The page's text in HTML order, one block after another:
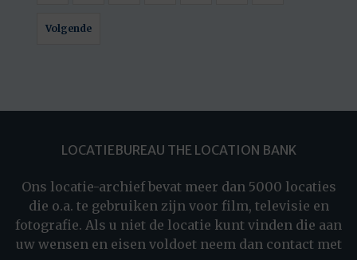
Volgende
LOCATIEBUREAU THE LOCATION BANK
Ons locatie-archief bevat meer dan 5000 locaties
die o.a. te gebruiken zijn voor film, televisie en
fotografie. Als u niet de locatie kunt vinden die aan
uw wensen en eisen voldoet neem dan contact met